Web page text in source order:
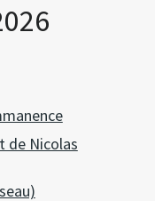
de Nicolas